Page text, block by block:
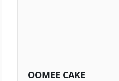
OOMEE CAKE